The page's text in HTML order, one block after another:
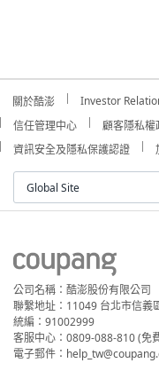
關於酷澎 Investor
信任管理中心
顧客隱私權
資訊安全及隱私保護認證
Global Site
公司名稱：酷澎股份有限公司
聯繫地址：11049 台北市信義
統編：91002999
客服中心：0809-088-810 (免
電子郵件：